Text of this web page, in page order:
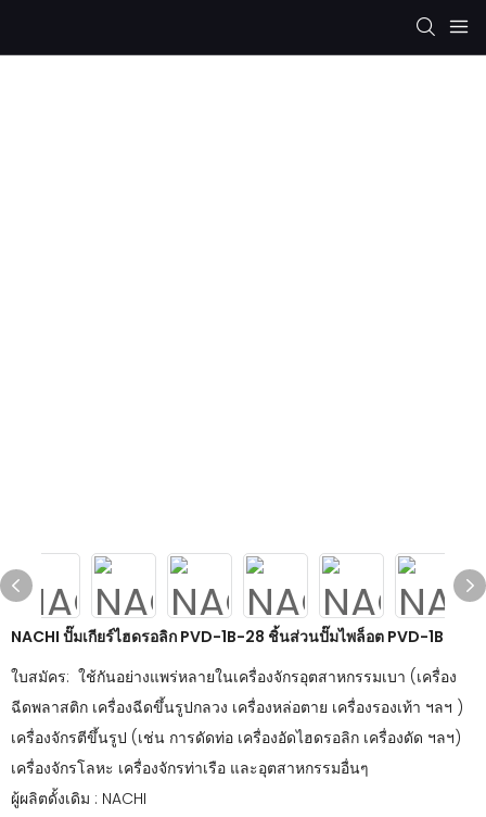
NACHI ปั๊มเกียร์ไฮดรอลิก PVD-1B-28 ชิ้นส่วนปั๊มไพล็อต PVD-1B
ใบสมัคร: ใช้กันอย่างแพร่หลายในเครื่องจักรอุตสาหกรรมเบา (เครื่อง
ฉีดพลาสติก เครื่องฉีดขึ้นรูปกลวง เครื่องหล่อตาย เครื่องรองเท้า ฯลฯ )
เครื่องจักรตีขึ้นรูป (เช่น การดัดท่อ เครื่องอัดไฮดรอลิก เครื่องดัด ฯลฯ)
เครื่องจักรโลหะ เครื่องจักรท่าเรือ และอุตสาหกรรมอื่นๆ
ผู้ผลิตดั้งเดิม : NACHI